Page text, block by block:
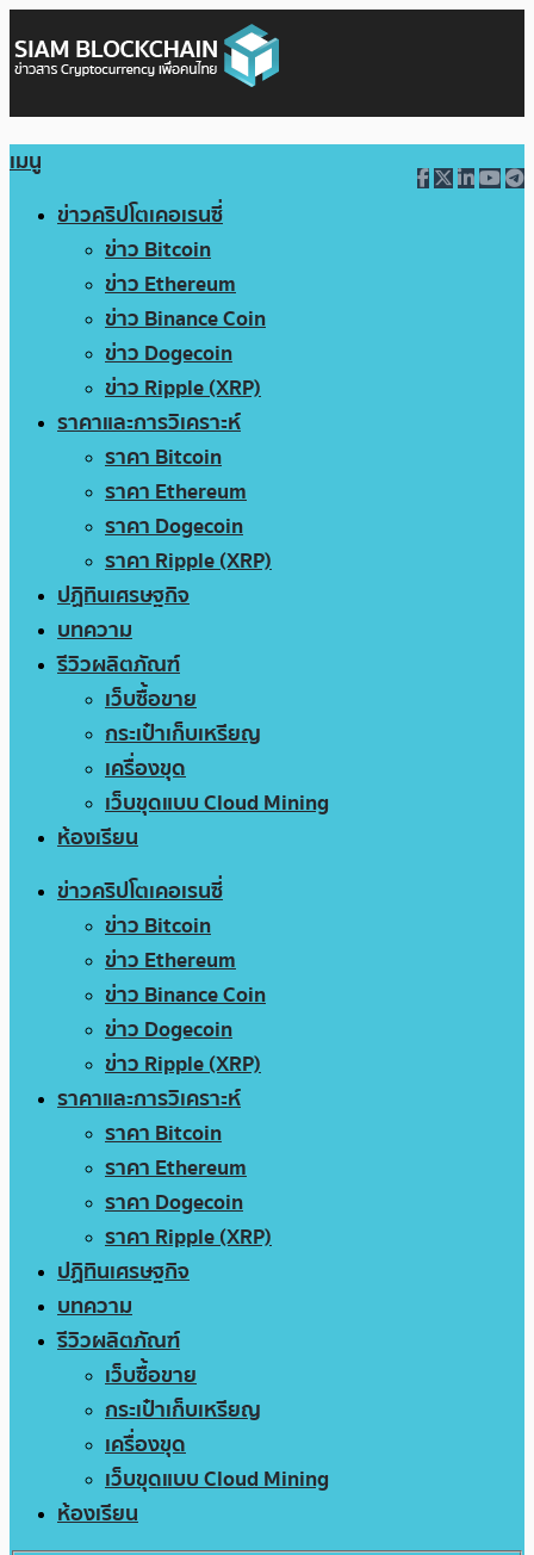
เมนู
ข่าวคริปโตเคอเรนซี่
ข่าว Bitcoin
ข่าว Ethereum
ข่าว Binance Coin
ข่าว Dogecoin
ข่าว Ripple (XRP)
ราคาและการวิเคราะห์
ราคา Bitcoin
ราคา Ethereum
ราคา Dogecoin
ราคา Ripple (XRP)
ปฏิทินเศรษฐกิจ
บทความ
รีวิวผลิตภัณฑ์
เว็บซื้อขาย
กระเป๋าเก็บเหรียญ
เครื่องขุด
เว็บขุดแบบ Cloud Mining
ห้องเรียน
ข่าวคริปโตเคอเรนซี่
ข่าว Bitcoin
ข่าว Ethereum
ข่าว Binance Coin
ข่าว Dogecoin
ข่าว Ripple (XRP)
ราคาและการวิเคราะห์
ราคา Bitcoin
ราคา Ethereum
ราคา Dogecoin
ราคา Ripple (XRP)
ปฏิทินเศรษฐกิจ
บทความ
รีวิวผลิตภัณฑ์
เว็บซื้อขาย
กระเป๋าเก็บเหรียญ
เครื่องขุด
เว็บขุดแบบ Cloud Mining
ห้องเรียน